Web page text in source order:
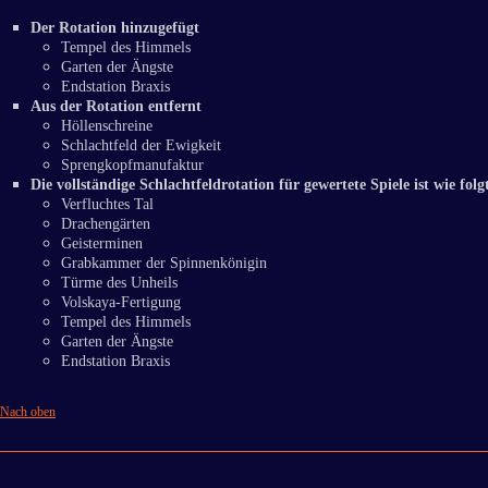
Der Rotation hinzugefügt
Tempel des Himmels
Garten der Ängste
Endstation Braxis
Aus der Rotation entfernt
Höllenschreine
Schlachtfeld der Ewigkeit
Sprengkopfmanufaktur
Die vollständige Schlachtfeldrotation für gewertete Spiele ist wie
Verfluchtes Tal
Drachengärten
Geisterminen
Grabkammer der Spinnenkönigin
Türme des Unheils
Volskaya-Fertigung
Tempel des Himmels
Garten der Ängste
Endstation Braxis
Nach oben